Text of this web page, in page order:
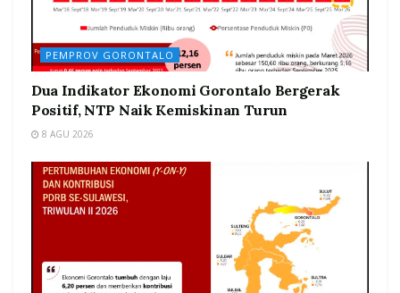
PEMPROV GORONTALO
Dua Indikator Ekonomi Gorontalo Bergerak
Positif, NTP Naik Kemiskinan Turun
8 AGU 2026